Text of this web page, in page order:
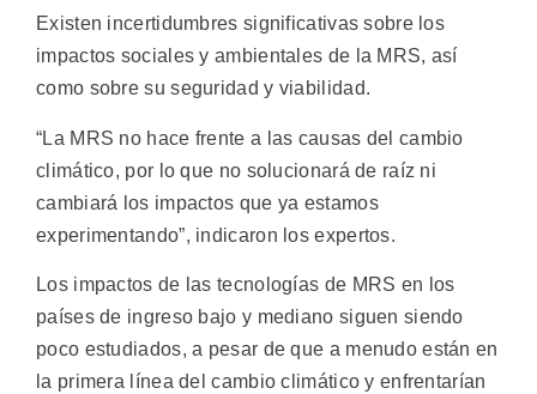
Existen incertidumbres significativas sobre los
impactos sociales y ambientales de la MRS, así
como sobre su seguridad y viabilidad.
“La MRS no hace frente a las causas del cambio
climático, por lo que no solucionará de raíz ni
cambiará los impactos que ya estamos
experimentando”, indicaron los expertos.
Los impactos de las tecnologías de MRS en los
países de ingreso bajo y mediano siguen siendo
poco estudiados, a pesar de que a menudo están en
la primera línea del cambio climático y enfrentarían